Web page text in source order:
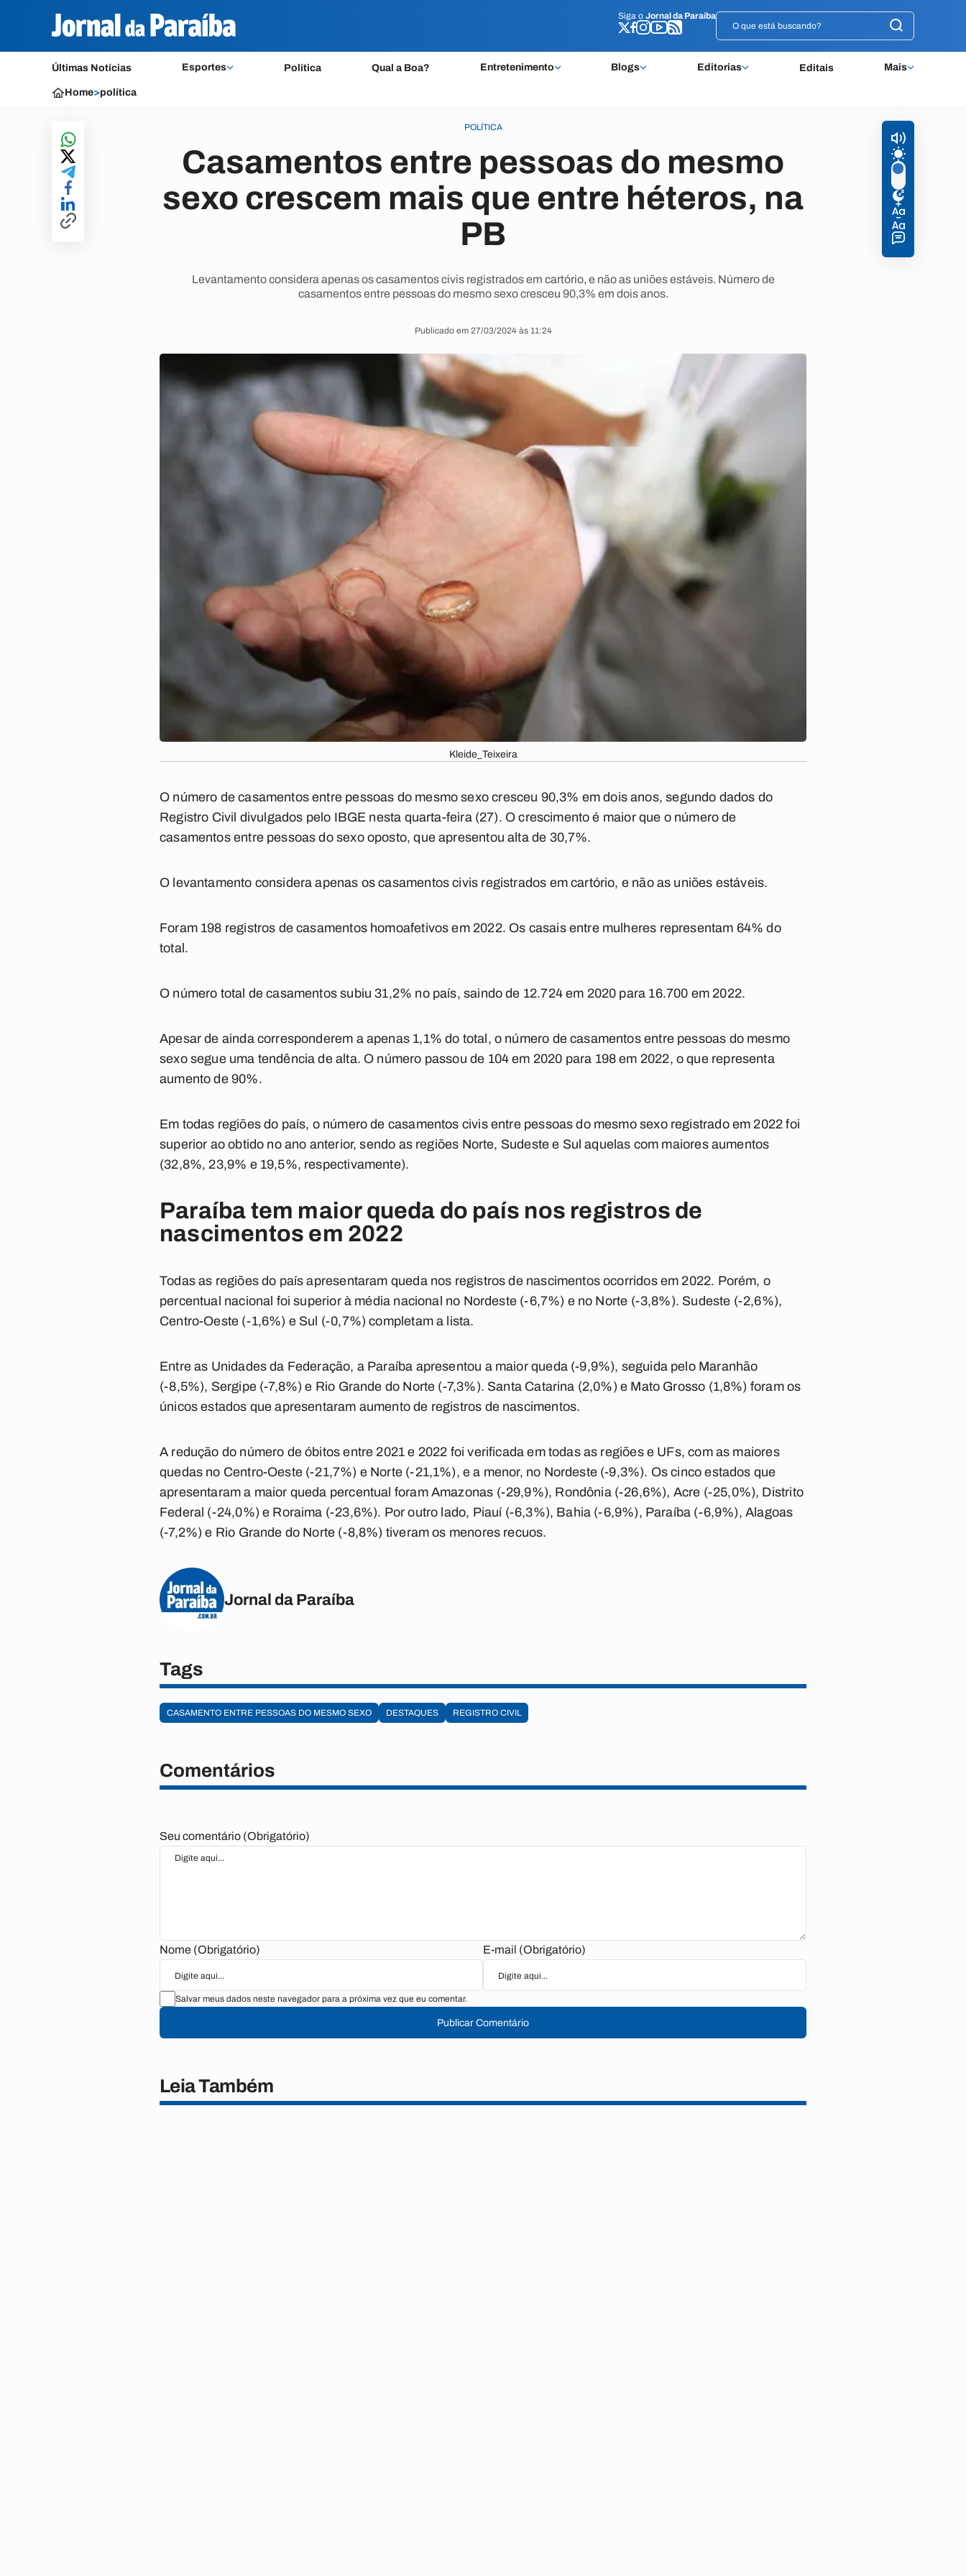
Siga o Jornal da Paraíba
Últimas Notícias Esportes Política Qual a Boa? Entretenimento Blogs Editorias Editais Mais
Siga o Jornal da Paraíba
Home>política
POLÍTICA
Casamentos entre pessoas do mesmo
sexo crescem mais que entre héteros, na
PB
Levantamento considera apenas os casamentos civis registrados em cartório, e não as uniões estáveis. Número de
casamentos entre pessoas do mesmo sexo cresceu 90,3% em dois anos.
Publicado em 27/03/2024 às 11:24
Kleide_Teixeira
O número de casamentos entre pessoas do mesmo sexo cresceu 90,3% em dois anos, segundo dados do
Registro Civil divulgados pelo IBGE nesta quarta-feira (27). O crescimento é maior que o número de
casamentos entre pessoas do sexo oposto, que apresentou alta de 30,7%.
O levantamento considera apenas os casamentos civis registrados em cartório, e não as uniões estáveis.
Foram 198 registros de casamentos homoafetivos em 2022. Os casais entre mulheres representam 64% do
total.
O número total de casamentos subiu 31,2% no país, saindo de 12.724 em 2020 para 16.700 em 2022.
Apesar de ainda corresponderem a apenas 1,1% do total, o número de casamentos entre pessoas do mesmo
sexo segue uma tendência de alta. O número passou de 104 em 2020 para 198 em 2022, o que representa
aumento de 90%.
Em todas regiões do país, o número de casamentos civis entre pessoas do mesmo sexo registrado em 2022 foi
superior ao obtido no ano anterior, sendo as regiões Norte, Sudeste e Sul aquelas com maiores aumentos
(32,8%, 23,9% e 19,5%, respectivamente).
Paraíba tem maior queda do país nos registros de
nascimentos em 2022
Todas as regiões do país apresentaram queda nos registros de nascimentos ocorridos em 2022. Porém, o
percentual nacional foi superior à média nacional no Nordeste (-6,7%) e no Norte (-3,8%). Sudeste (-2,6%),
Centro-Oeste (-1,6%) e Sul (-0,7%) completam a lista.
Entre as Unidades da Federação, a Paraíba apresentou a maior queda (-9,9%), seguida pelo Maranhão
(-8,5%), Sergipe (-7,8%) e Rio Grande do Norte (-7,3%). Santa Catarina (2,0%) e Mato Grosso (1,8%) foram os
únicos estados que apresentaram aumento de registros de nascimentos.
A redução do número de óbitos entre 2021 e 2022 foi verificada em todas as regiões e UFs, com as maiores
quedas no Centro-Oeste (-21,7%) e Norte (-21,1%), e a menor, no Nordeste (-9,3%). Os cinco estados que
apresentaram a maior queda percentual foram Amazonas (-29,9%), Rondônia (-26,6%), Acre (-25,0%), Distrito
Federal (-24,0%) e Roraima (-23,6%). Por outro lado, Piauí (-6,3%), Bahia (-6,9%), Paraíba (-6,9%), Alagoas
(-7,2%) e Rio Grande do Norte (-8,8%) tiveram os menores recuos.
Jornal da Paraíba
Tags
CASAMENTO ENTRE PESSOAS DO MESMO SEXO DESTAQUES REGISTRO CIVIL
Comentários
Seu comentário (Obrigatório)
Nome (Obrigatório) E-mail (Obrigatório)
Salvar meus dados neste navegador para a próxima vez que eu comentar.
Publicar Comentário
Leia Também